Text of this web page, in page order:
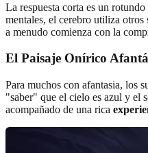
La respuesta corta es un
mentales, el cerebro utiliza
a menudo comienza con la
El Paisaje Onírico
Para muchos con afantasia, los
"saber" que el cielo es azul y el
acompañado de una rica